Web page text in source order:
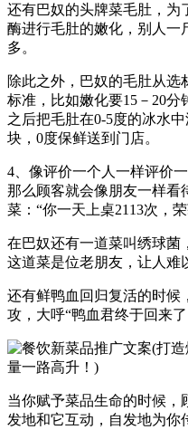
还有巴奴的头牌菜毛肚，为
酶进行毛肚的嫩化，别人一
多。
除此之外，巴奴的毛肚从
标准，比如嫩化要15－20分
之后把毛肚在0-5度的冰水
块，0度保鲜送到门店。
4、像评价一个人一样评价
那么顾客就会像朋友一样看
菜：“你一天上桌2113次，
在巴奴还有一道菜叫绣球菌
这道菜是位老朋友，让人难
还有鲜鸭血回归复活的时候
攻，大呼“鸭血君终于回来了
当你赋予菜品生命的时候，
发地和它互动，自发地为你